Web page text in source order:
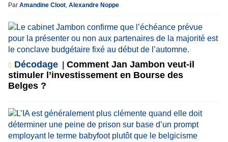
Par Amandine Cloot, Alexandre Noppe
Décodage
Comment Jan Jambon veut-il
stimuler l’investissement en Bourse des
Belges ?